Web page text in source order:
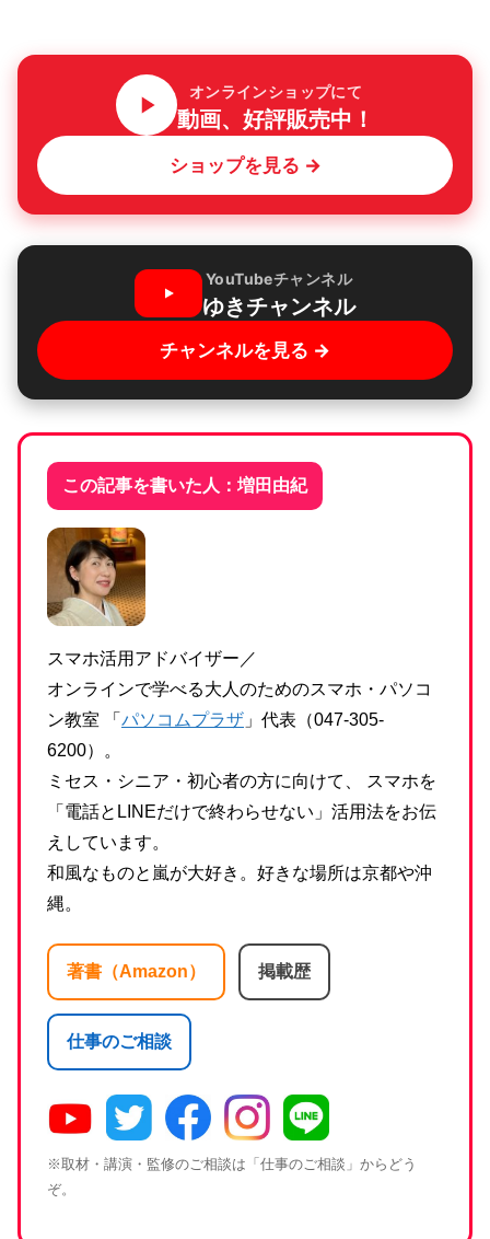
オンラインショップにて
動画、好評販売中！
ショップを見る →
YouTubeチャンネル
ゆきチャンネル
チャンネルを見る →
この記事を書いた人：増田由紀
スマホ活用アドバイザー／
オンラインで学べる大人のためのスマホ・パソコ
ン教室 「 パソコムプラザ 」代表（047-305-
6200）。
ミセス・シニア・初心者の方に向けて、 スマホを
「電話とLINEだけで終わらせない」活用法をお伝
えしています。
和風なものと嵐が大好き。好きな場所は京都や沖
縄。
著書（Amazon） 掲載歴
仕事のご相談
※取材・講演・監修のご相談は「仕事のご相談」からどう
ぞ。